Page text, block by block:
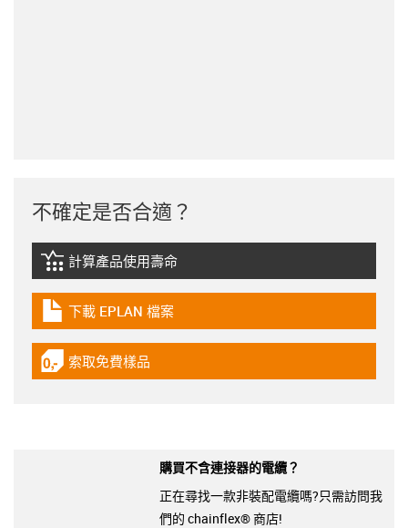
不確定是否合適？
igus-icon-lebensdauerrechner
計算產品使用壽命
igus-icon-download-plan
下載 EPLAN 檔案
igus-icon-gratismuster
索取免費樣品
購買不含連接器的電纜？
正在尋找一款非裝配電纜嗎?只需訪問我
們的 chainflex® 商店!